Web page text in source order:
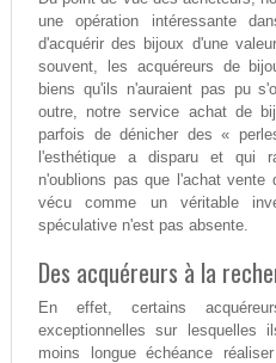
une opération intéressante
d'acquérir des bijoux d'une
souvent, les acquéreurs de
biens qu'ils n'auraient pas pu
outre, notre service achat de
parfois de dénicher des «
l'esthétique a disparu et qui
n'oublions pas que l'achat vente
vécu comme un véritable
spéculative n'est pas absente.
Des acquéreurs à la
En effet, certains
exceptionnelles sur lesquelles
moins longue échéance